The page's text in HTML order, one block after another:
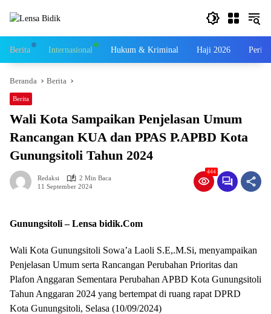
Berita Internasional Hukum & Kriminal Haji 2026
Beranda Berita
Berita
Wali Kota Sampaikan Penjelasan Umum
Rancangan KUA dan PPAS P.APBD Kota
Gunungsitoli Tahun 2024
Redaksi
2 Min Baca
11 September 2024
444
Gunungsitoli – Lensa bidik.Com
Wali Kota Gunungsitoli Sowa’a Laoli S.E,.M.Si, menyampaikan
Penjelasan Umum serta Rancangan Perubahan Prioritas dan
Plafon Anggaran Sementara Perubahan APBD Kota Gunungsitoli
Tahun Anggaran 2024 yang bertempat di ruang rapat DPRD
Kota Gunungsitoli, Selasa (10/09/2024)